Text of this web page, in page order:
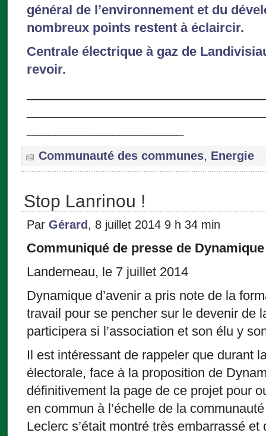
général de l’environnement et du
nombreux points restent à éclaircir.
Centrale électrique à gaz de
revoir.
Communauté des communes, Energie
Stop Lanrinou !
Par Gérard , 8 juillet 2014 9 h 34 min
Communiqué de presse de Dynamique
Landerneau, le 7 juillet 2014
Dynamique d’avenir a pris note de la
travail pour se pencher sur le devenir de
participera si l’association et son élu y
Il est intéressant de rappeler que durant
électorale, face à la proposition de
définitivement la page de ce projet pour
en commun à l’échelle de la
Leclerc s’était montré très embarrassé